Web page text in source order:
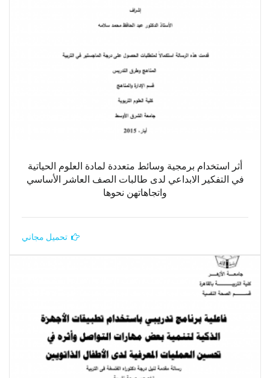
أثر استخدام برمجية وسائط متعددة لمادة العلوم الحياتية
في التفكير الابداعي لدى طالبات الصف العاشر الأساسي
واتجاهاتهن نحوها
تحميل مجاني